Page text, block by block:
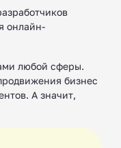
онлайн-
любой сферы.
бизнес
А значит,